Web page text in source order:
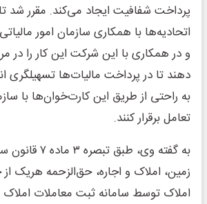
پرداخت شفافیت ایجاد می‌کند. مقرر شد
اتحادیه‌ها با همکاری سازمان امور
و در همکاری با این شرکت این کار را در
دهند تا در پرداخت مالیات‌ها تسهیلگری
به راحتی از طریق این کارت‌خوان‌ها با
تعامل برقرار کنند.
به گفته وی، طبق
زمین، املاک و اجاره، حق‌الزحمه هریک
املاک توسط سامانه ثبت معاملات